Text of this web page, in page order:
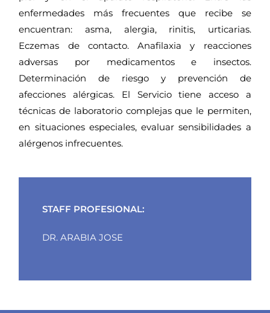
enfermedades más frecuentes que recibe se
encuentran: asma, alergia, rinitis, urticarias.
Eczemas de contacto. Anafilaxia y reacciones
adversas por medicamentos e insectos.
Determinación de riesgo y prevención de
afecciones alérgicas. El Servicio tiene acceso a
técnicas de laboratorio complejas que le permiten,
en situaciones especiales, evaluar sensibilidades a
alérgenos infrecuentes.
STAFF PROFESIONAL:
DR. ARABIA JOSE